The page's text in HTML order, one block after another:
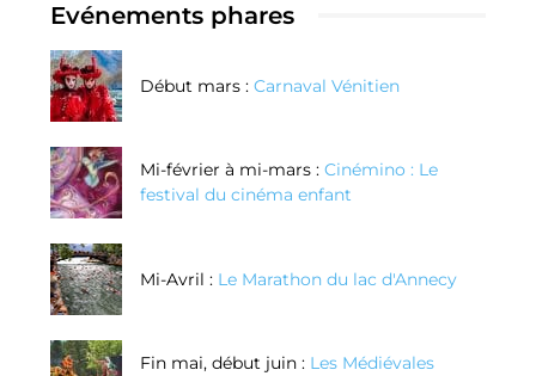
Evénements phares
Début mars : Carnaval Vénitien
Mi-février à mi-mars : Cinémino : Le
festival du cinéma enfant
Mi-Avril : Le Marathon du lac d'Annecy
Fin mai, début juin : Les Médiévales